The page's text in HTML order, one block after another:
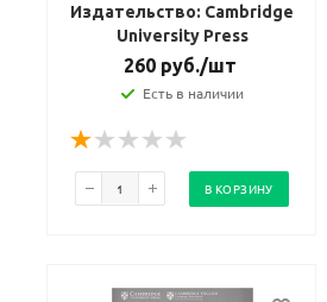
Издательство: Cambridge
University Press
260руб./шт
Есть в наличии
В КОРЗИНУ